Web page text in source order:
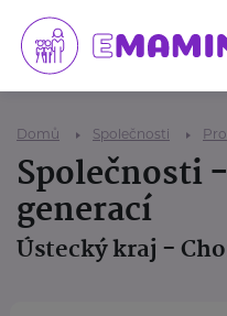
Domů Společnosti
Společnosti
generací
Ústecký kraj -